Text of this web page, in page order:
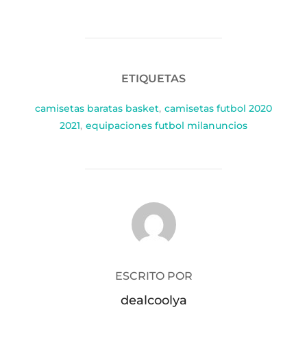
ETIQUETAS
camisetas baratas basket, camisetas futbol 2020
2021, equipaciones futbol milanuncios
AUTOR DE LA PUBLICACIÓN
ESCRITO POR
dealcoolya